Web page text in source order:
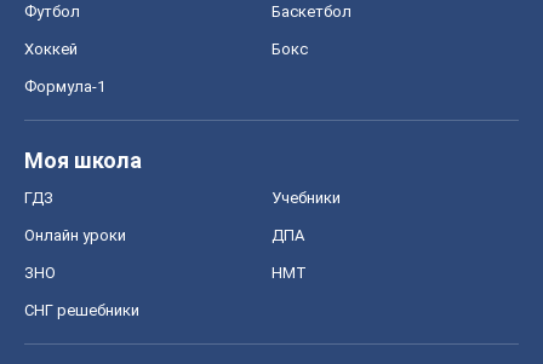
Футбол Баскетбол
Хоккей Бокс
Формула-1
Моя школа
ГДЗ Учебники
Онлайн уроки ДПА
ЗНО НМТ
СНГ решебники